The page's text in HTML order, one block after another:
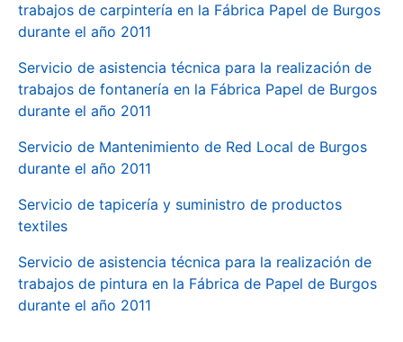
trabajos de carpintería en la Fábrica Papel de Burgos
durante el año 2011
Servicio de asistencia técnica para la realización de
trabajos de fontanería en la Fábrica Papel de Burgos
durante el año 2011
Servicio de Mantenimiento de Red Local de Burgos
durante el año 2011
Servicio de tapicería y suministro de productos
textiles
Servicio de asistencia técnica para la realización de
trabajos de pintura en la Fábrica de Papel de Burgos
durante el año 2011